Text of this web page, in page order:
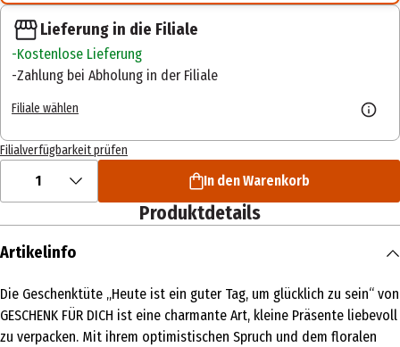
Lieferung in die Filiale
Kostenlose Lieferung
Zahlung bei Abholung in der Filiale
Filiale wählen
Filialverfügbarkeit prüfen
1 In den Warenkorb
Produktdetails
Artikelinfo
Die Geschenktüte „Heute ist ein guter Tag, um glücklich zu sein“ von
GESCHENK FÜR DICH ist eine charmante Art, kleine Präsente liebevoll
zu verpacken. Mit ihrem optimistischen Spruch und dem floralen